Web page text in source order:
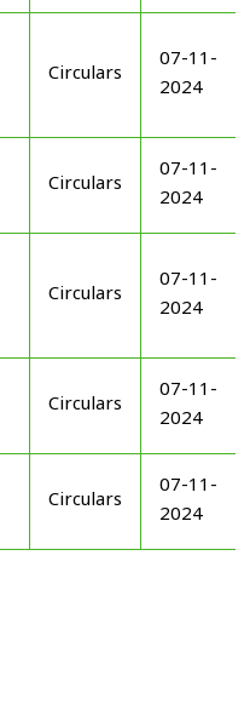
Circulars
07-11-
2024
Circulars
07-11-
2024
Circulars
07-11-
2024
Circulars
07-11-
2024
Circulars
07-11-
2024